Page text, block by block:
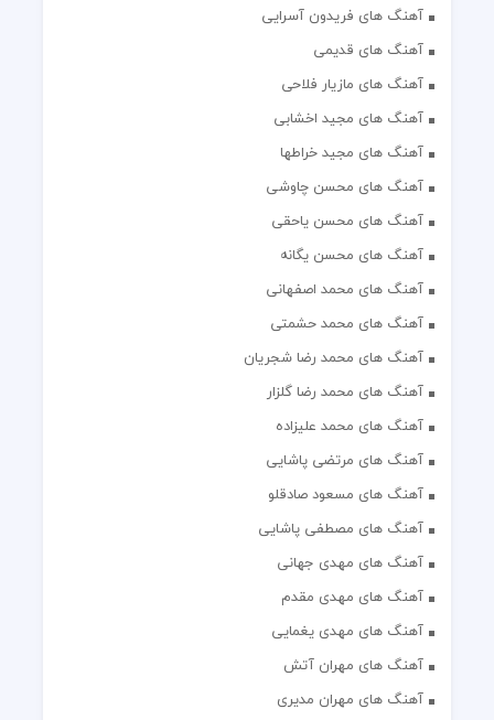
آهنگ های فریدون آسرایی
آهنگ های قدیمی
آهنگ های مازیار فلاحی
آهنگ های مجید اخشابی
آهنگ های مجید خراطها
آهنگ های محسن چاوشی
آهنگ های محسن یاحقی
آهنگ های محسن یگانه
آهنگ های محمد اصفهانی
آهنگ های محمد حشمتی
آهنگ های محمد رضا شجریان
آهنگ های محمد رضا گلزار
آهنگ های محمد علیزاده
آهنگ های مرتضی پاشایی
آهنگ های مسعود صادقلو
آهنگ های مصطفی پاشایی
آهنگ های مهدی جهانی
آهنگ های مهدی مقدم
آهنگ های مهدی یغمایی
آهنگ های مهران آتش
آهنگ های مهران مدیری